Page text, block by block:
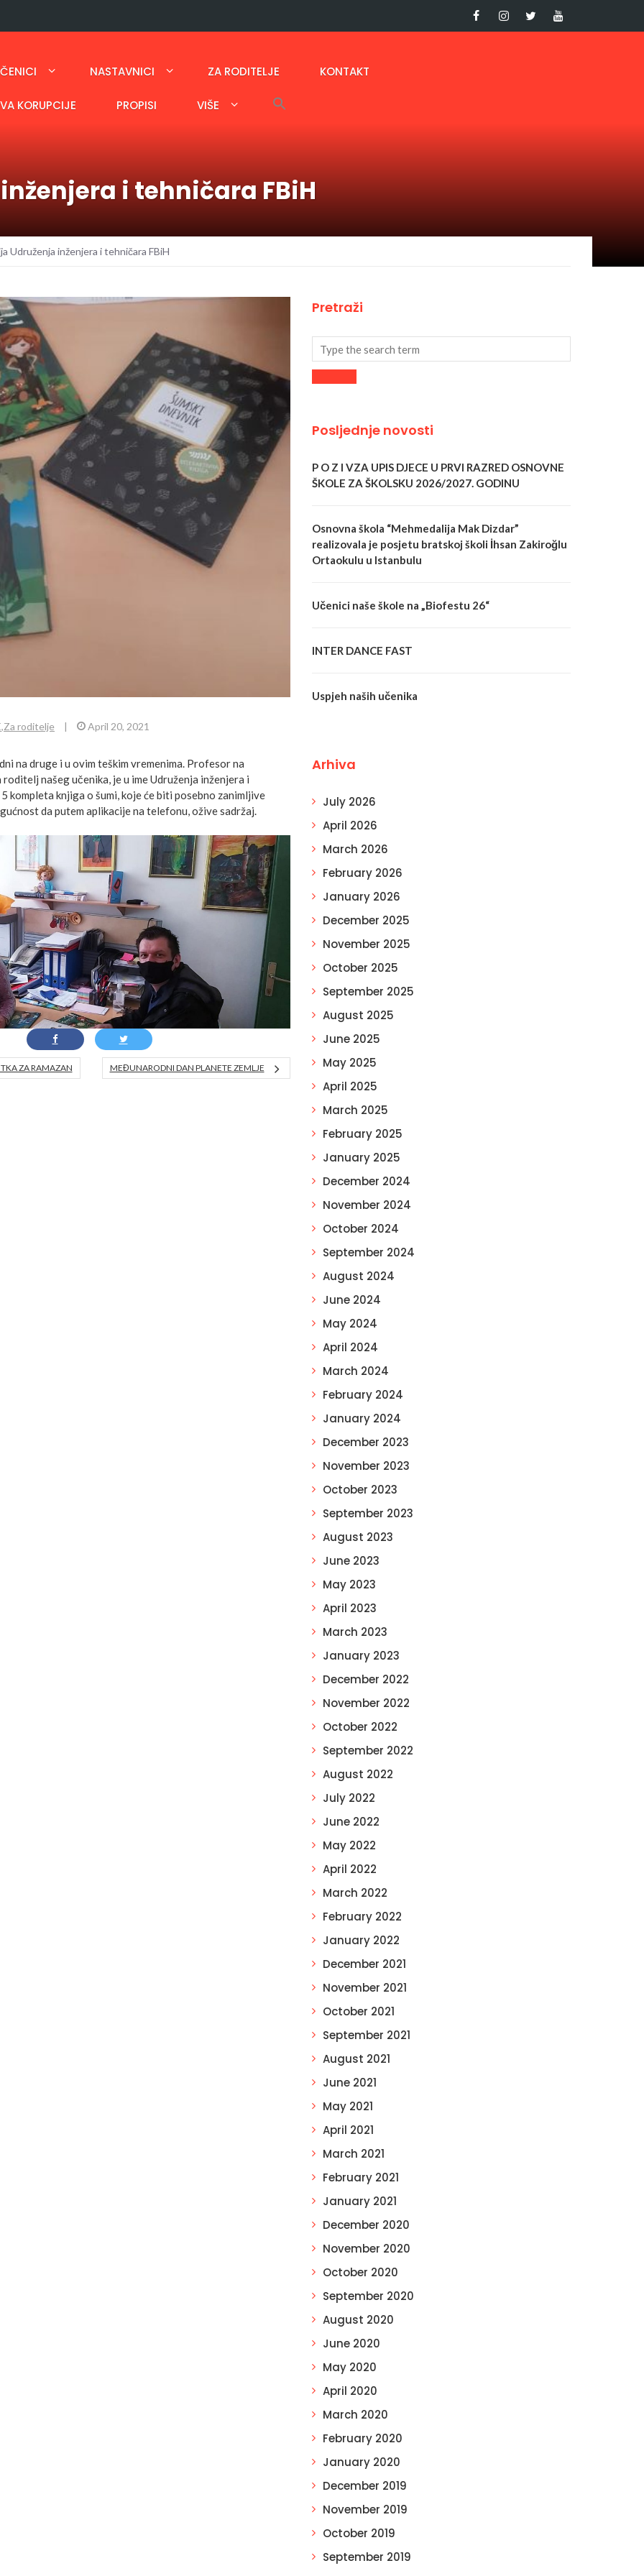
NASTAVNICI ZA RODITELJE KONTAKT
KORUPCIJE PROPISI VIŠE
i tehničara FBiH
Udruženja inženjera i tehničara FBiH
,Za roditelje | April 20, 2021
na druge i u ovim teškim vremenima. Profesor na
našeg učenika, je u ime Udruženja inženjera i
kompleta knjiga o šumi, koje će biti posebno zanimljive
da putem aplikacije na telefonu, ožive sadržaj.
ZA RAMAZAN MEĐUNARODNI DAN PLANETE ZEMLJE
Pretraži
Posljednje novosti
P O Z I VZA UPIS DJECE U PRVI RAZRED OSNOVNE
ŠKOLE ZA ŠKOLSKU 2026/2027. GODINU
Osnovna škola “Mehmedalija Mak Dizdar”
realizovala je posjetu bratskoj školi İhsan Zakiroğlu
Ortaokulu u Istanbulu
Učenici naše škole na „Biofestu 26“
INTER DANCE FAST
Uspjeh naših učenika
Arhiva
July 2026
April 2026
March 2026
February 2026
January 2026
December 2025
November 2025
October 2025
September 2025
August 2025
June 2025
May 2025
April 2025
March 2025
February 2025
January 2025
December 2024
November 2024
October 2024
September 2024
August 2024
June 2024
May 2024
April 2024
March 2024
February 2024
January 2024
December 2023
November 2023
October 2023
September 2023
August 2023
June 2023
May 2023
April 2023
March 2023
January 2023
December 2022
November 2022
October 2022
September 2022
August 2022
July 2022
June 2022
May 2022
April 2022
March 2022
February 2022
January 2022
December 2021
November 2021
October 2021
September 2021
August 2021
June 2021
May 2021
April 2021
March 2021
February 2021
January 2021
December 2020
November 2020
October 2020
September 2020
August 2020
June 2020
May 2020
April 2020
March 2020
February 2020
January 2020
December 2019
November 2019
October 2019
September 2019